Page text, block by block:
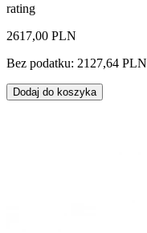
rating
2617,00 PLN
Bez podatku: 2127,64 PLN
Dodaj do koszyka